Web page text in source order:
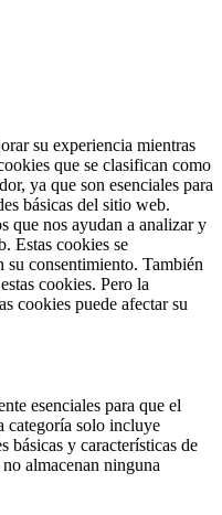
su experiencia mientras
que se clasifican como
ya que son esenciales para
básicas del sitio web.
que nos ayudan a analizar y
Estas cookies se
su consentimiento. También
cookies. Pero la
cookies puede afectar su
esenciales para que el
categoría solo incluye
básicas y características de
almacenan ninguna